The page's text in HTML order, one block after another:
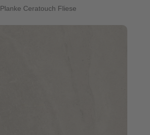
Planke Ceratouch Fliese